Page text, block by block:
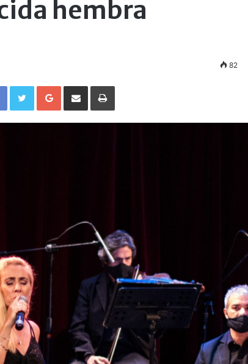
hembra
82
FacebookTwitterGoogle+Compartir por correo electrónicoImprimir